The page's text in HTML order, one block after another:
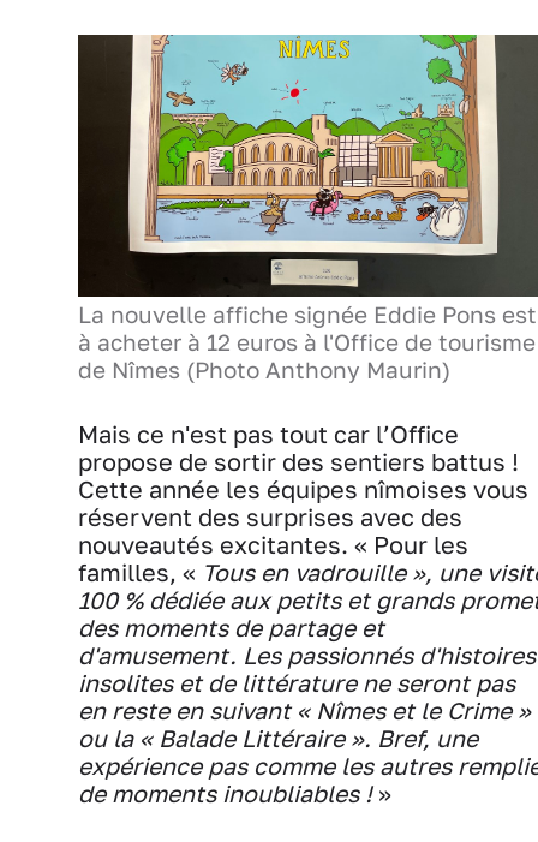
La nouvelle affiche signée Eddie Pons est
à acheter à 12 euros à l'Office de tourisme
de Nîmes (Photo Anthony Maurin)
Mais ce n'est pas tout car l’Office
propose de sortir des sentiers battus !
Cette année les équipes nîmoises vous
réservent des surprises avec des
nouveautés excitantes. « Pour les
familles, « Tous en vadrouille », une
100 % dédiée aux petits et grands
des moments de partage et
d'amusement. Les passionnés d'histoires
insolites et de littérature ne seront pas
en reste en suivant « Nîmes et le Crime »
ou la « Balade Littéraire ». Bref, une
expérience pas comme les autres
de moments inoubliables ! »